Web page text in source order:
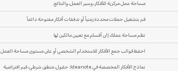
مساحة عمل مركزية للأفكار، وسير العمل، والنتائج.
قم بتشغيل حملات محددة زمنياً أو تدفقات أفكار مفتوحة دائماً
نظم مساحة عملك إلى أقسام مع تعيين مالكين لها
احفظ قوالب جمع الأفكار للاستخدام الشخصي أو على مستوى مساحة العمل
نماذج الأفكار المخصصة في Ideanote: حقول، منطق شرطي، قيم افتراضية